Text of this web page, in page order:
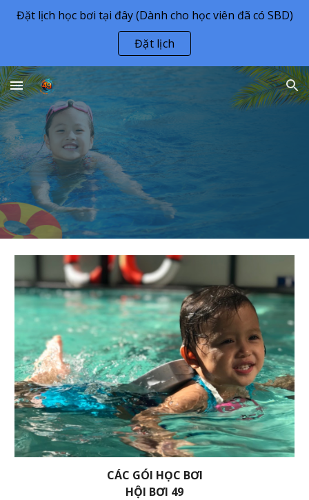
Skip to main content Skip to navigation
Đặt lịch học bơi tại đây (Dành cho học viên đã có SBD)
Đặt lịch
CÁC GÓI HỌC BƠI
HỘI BƠI 49